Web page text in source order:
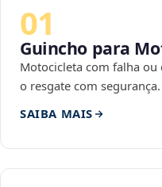
01
Guincho para
Motocicleta com falha ou
o resgate com segurança.
SAIBA MAIS